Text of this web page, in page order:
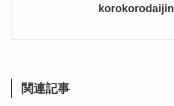
korokorodaijin
関連記事